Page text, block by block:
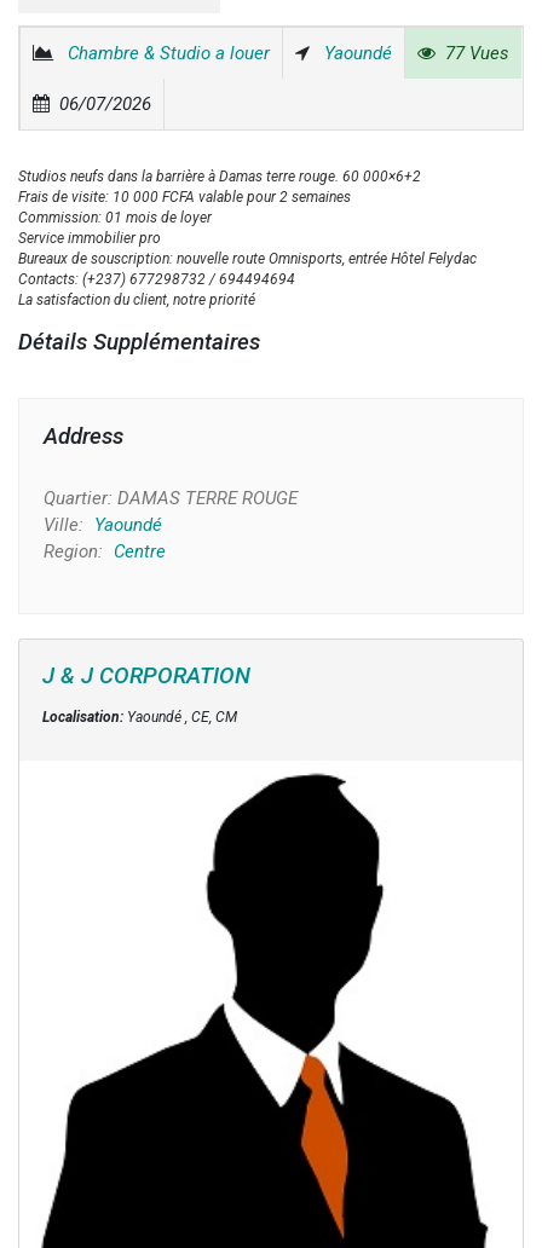
Chambre & Studio a louer Yaoundé 77 Vues
06/07/2026
Studios neufs dans la barrière à Damas terre rouge. 60 000×6+2
Frais de visite: 10 000 FCFA valable pour 2 semaines
Commission: 01 mois de loyer
Service immobilier pro
Bureaux de souscription: nouvelle route Omnisports, entrée Hôtel Felydac
Contacts: (+237) 677298732 / 694494694
La satisfaction du client, notre priorité
Détails Supplémentaires
Address
Quartier: DAMAS TERRE ROUGE
Ville:
Yaoundé
Region:
Centre
J & J CORPORATION
Localisation:Yaoundé , CE, CM